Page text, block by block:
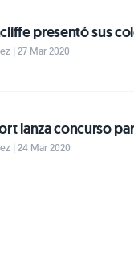
presentó sus
| 27 Mar 2020
lanza concurso
| 24 Mar 2020